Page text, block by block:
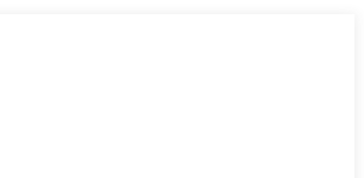
solución en tu plataforma.